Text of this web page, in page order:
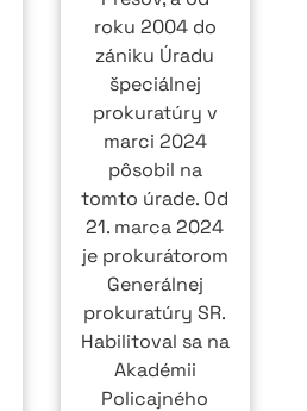
roku 2004 do
zániku Úradu
špeciálnej
prokuratúry v
marci 2024
pôsobil na
tomto úrade. Od
21. marca 2024
je prokurátorom
Generálnej
prokuratúry SR.
Habilitoval sa na
Akadémii
Policajného